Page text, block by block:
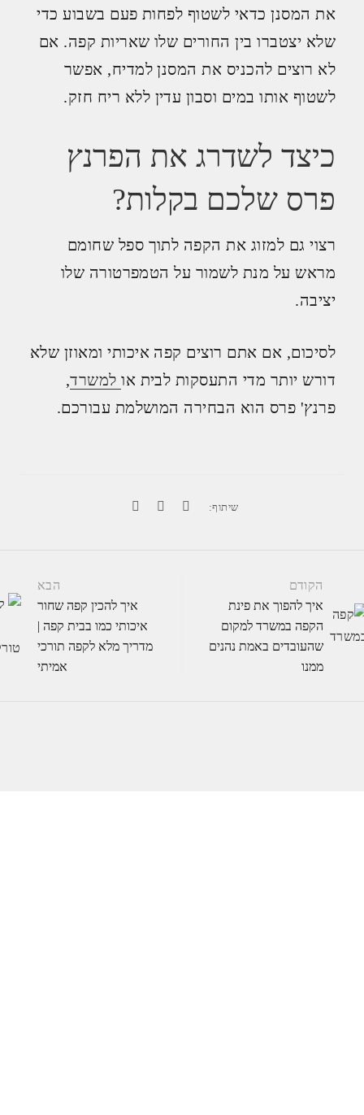
את המסנן כדאי לשטוף לפחות פעם בשבוע כדי
שלא יצטברו בין החורים שלו שאריות קפה. אם
לא רוצים להכניס את המסנן למדיח, אפשר
לשטוף אותו במים וסבון עדין ללא ריח חזק.
כיצד לשדרג את הפרנץ
פרס שלכם בקלות?
רצוי גם למזוג את הקפה לתוך ספל שחומם
מראש על מנת לשמור על הטמפרטורה שלו
יציבה.
לסיכום, אם אתם רוצים קפה איכותי ומאוזן שלא
דורש יותר מדי התעסקות לבית או למשרד,
פרנץ' פרס הוא הבחירה המושלמת עבורכם.
שיתוף:
הקודם
איך להפוך את פינת
הקפה במשרד למקום
שהעובדים באמת נהנים
איך להכין קפה שחור
איכותי כמו בבית קפה |
מדריך מלא לקפה תורכי
אמיתי